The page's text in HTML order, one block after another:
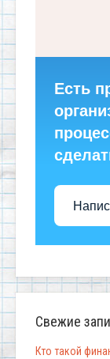
Есть
Свежие
Кто такой